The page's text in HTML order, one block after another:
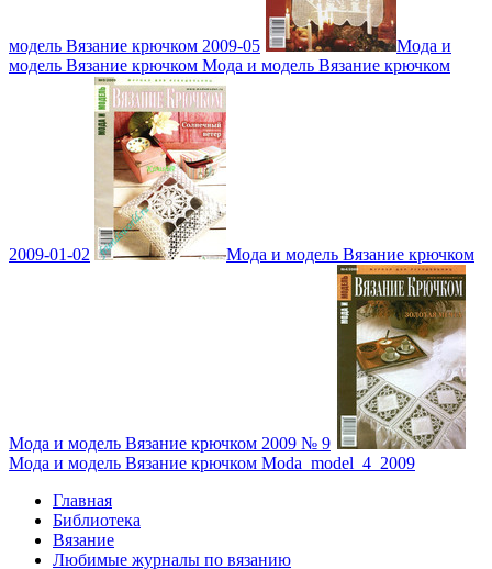
модель Вязание крючком 2009-05
Мода и
модель Вязание крючком Мода и модель Вязание крючком
2009-01-02 Мода и модель Вязание крючком
Мода и модель Вязание крючком 2009 № 9
Мода и модель Вязание крючком Moda_model_4_2009
Главная
Библиотека
Вязание
Любимые журналы по вязанию